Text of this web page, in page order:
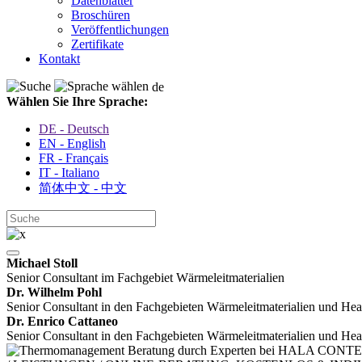
Broschüren
Veröffentlichungen
Zertifikate
Kontakt
de
Wählen Sie Ihre Sprache:
DE - Deutsch
EN - English
FR - Français
IT - Italiano
简体中文 - 中文
Michael Stoll
Senior Consultant im Fachgebiet Wärmeleitmaterialien
Dr. Wilhelm Pohl
Senior Consultant in den Fachgebieten Wärmeleit­materialien und
Dr. Enrico Cattaneo
Senior Consultant in den Fachgebieten Wärmeleit­materialien und